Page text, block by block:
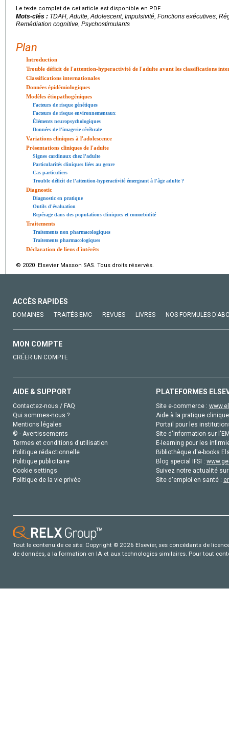
Le texte complet de cet article est disponible en PDF.
Mots-clés : TDAH, Adulte, Adolescent, Impulsivité, Fonctions exécutives,
Remédiation cognitive, Psychostimulants
Plan
Introduction
Trouble déficit de l'attention-hyperactivité de l'adulte avant les classifications
Classifications internationales
Données épidémiologiques
Modèles étiopathogéniques
Facteurs de risque génétiques
Facteurs de risque environnementaux
Éléments neuropsychologiques
Données de l'imagerie cérébrale
Variations cliniques à l'adolescence
Présentations cliniques de l'adulte
Signes cardinaux chez l'adulte
Particularités cliniques liées au genre
Cas particuliers
Trouble déficit de l'attention-hyperactivité émergeant à l'âge adulte ?
Diagnostic
Diagnostic en pratique
Outils d'évaluation
Repérage dans des populations cliniques et comorbidité
Traitements
Traitements non pharmacologiques
Traitements pharmacologiques
Déclaration de liens d'intérêts
© 2020 Elsevier Masson SAS. Tous droits réservés.
ACCÈS RAPIDES
DOMAINES TRAITÉS EMC REVUES LIVRES NOS FORMULES
MON COMPTE
CRÉER UN COMPTE
AIDE & SUPPORT
Contactez-nous / FAQ
Qui sommes-nous ?
Mentions légales
© - Avertissements
Termes et conditions d'utilisation
Politique rédactionnelle
Politique publicitaire
Cookie settings
Politique de la vie privée
PLATEFORMES
Site e-commerce :
Aide à la pratique
Portail pour les
Site d'information sur
E-learning pour les
Bibliothèque d'e-books
Blog special IFSI :
Suivez notre actualité
Site d'emploi en santé :
Tout le contenu de ce site: Copyright © 2026 Elsevier, ses concédants de
de données, a la formation en IA et aux technologies similaires. Pour tout